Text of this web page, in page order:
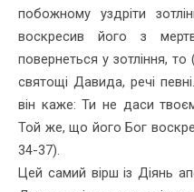
побожному уздріти
воскресив його з
повернеться у зотління,
святощі Давида, речі
він каже: Ти не даси
Той же, що його Бог
34-37).
Цей самий вірш із Діянь